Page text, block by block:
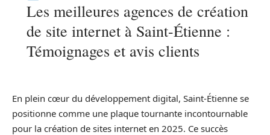
Les meilleures agences de création
de site internet à Saint-Étienne :
Témoignages et avis clients
En plein cœur du développement digital, Saint-Étienne se
positionne comme une plaque tournante incontournable
pour la création de sites internet en 2025. Ce succès